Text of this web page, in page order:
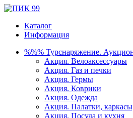
Каталог
Информация
%%% Турснаряжение.
Акция. Велоаксессуары
Акция. Газ и печки
Акция. Гермы
Акция. Коврики
Акция. Одежда
Акция. Палатки,
Акция. Посуда и кухня